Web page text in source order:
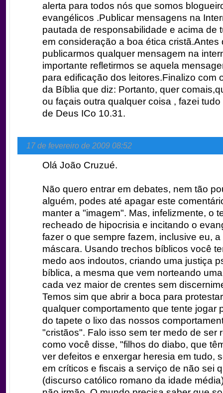
alerta para todos nós que somos
evangélicos .Publicar mensagens na
pautada de responsabilidade e acima de
em consideração a boa ética cristã.Antes
publicarmos qualquer mensagem na
importante refletirmos se aquela
para edificação dos leitores.Finalizo com
da Bíblia que diz: Portanto, quer
ou façais outra qualquer coisa , fazei
de Deus ICo 10.31.
17 de fevereiro de 2009 08:52
Olá João Cruzué.
Não quero entrar em debates, nem tão
alguém, podes até apagar este
manter a "imagem". Mas, infelizmente, o
recheado de hipocrisia e incitando o
fazer o que sempre fazem, inclusive eu,
máscara. Usando trechos bíblicos você
medo aos indoutos, criando uma justiça
bíblica, a mesma que vem norteando
cada vez maior de crentes sem
Temos sim que abrir a boca para
qualquer comportamento que tente jogar
do tapete o lixo das nossos
"cristãos". Falo isso sem ter medo de ser
como você disse, "filhos do diabo, que
ver defeitos e enxergar heresia em tudo,
em críticos e fiscais a serviço de não sei
(discurso católico romano da idade